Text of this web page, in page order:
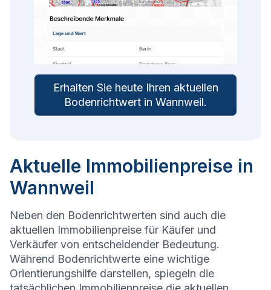
Erhalten Sie heute Ihren aktuellen
Bodenrichtwert in Wannweil.
Aktuelle Immobilienpreise in
Wannweil
Neben den Bodenrichtwerten sind auch die
aktuellen Immobilienpreise für Käufer und
Verkäufer von entscheidender Bedeutung.
Während Bodenrichtwerte eine wichtige
Orientierungshilfe darstellen, spiegeln die